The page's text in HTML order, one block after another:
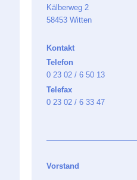
Kälberweg 2
58453 Witten
Kontakt
Telefon
0 23 02 / 6 50 13
Telefax
0 23 02 / 6 33 47
Vorstand